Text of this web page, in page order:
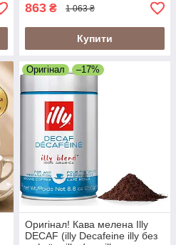
863 ₴ 1 063 ₴
Купити
Оригінал –17%
Оригінал! Кава мелена Illy
DECAF (illy Decafeine illy без